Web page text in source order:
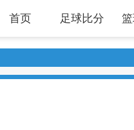
首页 足球比分